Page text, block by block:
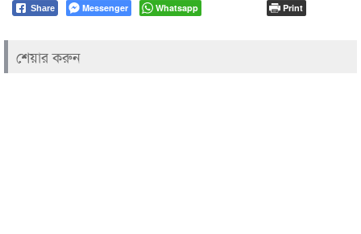
Share Messenger Whatsapp Print
শেয়ার করুন